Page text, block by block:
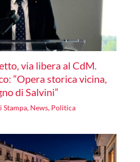
via libera al CdM.
“Opera storica vicina,
di Salvini”
Stampa, News, Politica